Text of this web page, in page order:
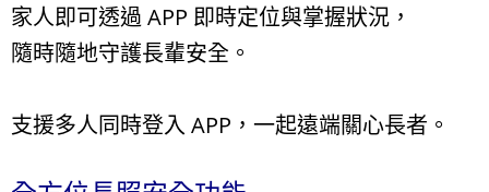
家人即可透過 APP 即時定位與掌握狀況，
隨時隨地守護長輩安全。
支援多人同時登入 APP，一起遠端關心長者。